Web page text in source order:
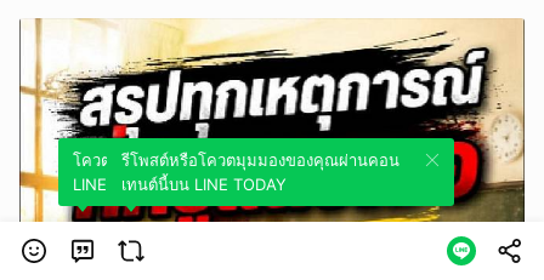
โควตมุมมองของคุณผ่านคอนเทนต์นี้บน
LINE TODAY
รีโพสต์หรือโควตมุมมองของคุณผ่านคอน
เทนต์นี้บน LINE TODAY